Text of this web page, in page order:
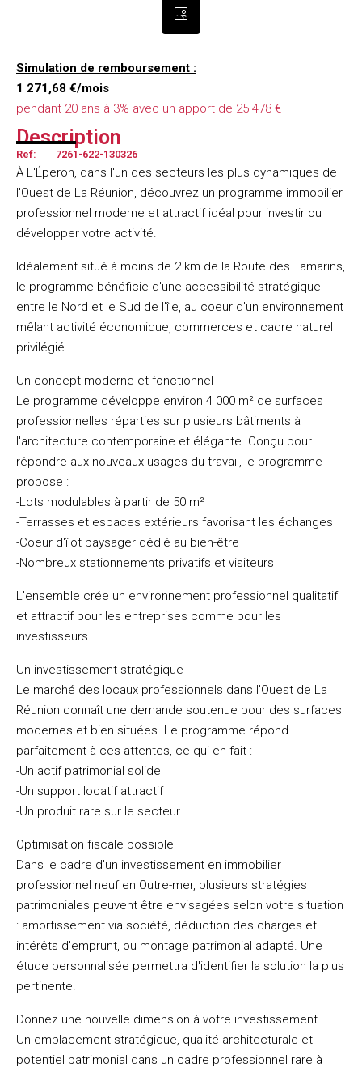
Simulation de remboursement :
1 271,68 €/mois
pendant 20 ans à 3% avec un apport de 25 478 €
Description
Ref: 7261-622-130326
À L'Éperon, dans l'un des secteurs les plus dynamiques de
l'Ouest de La Réunion, découvrez un programme immobilier
professionnel moderne et attractif idéal pour investir ou
développer votre activité.
Idéalement situé à moins de 2 km de la Route des Tamarins,
le programme bénéficie d'une accessibilité stratégique
entre le Nord et le Sud de l'île, au coeur d'un environnement
mêlant activité économique, commerces et cadre naturel
privilégié.
Un concept moderne et fonctionnel
Le programme développe environ 4 000 m² de surfaces
professionnelles réparties sur plusieurs bâtiments à
l'architecture contemporaine et élégante. Conçu pour
répondre aux nouveaux usages du travail, le programme
propose :
-Lots modulables à partir de 50 m²
-Terrasses et espaces extérieurs favorisant les échanges
-Coeur d'îlot paysager dédié au bien-être
-Nombreux stationnements privatifs et visiteurs
L'ensemble crée un environnement professionnel qualitatif
et attractif pour les entreprises comme pour les
investisseurs.
Un investissement stratégique
Le marché des locaux professionnels dans l'Ouest de La
Réunion connaît une demande soutenue pour des surfaces
modernes et bien situées. Le programme répond
parfaitement à ces attentes, ce qui en fait :
-Un actif patrimonial solide
-Un support locatif attractif
-Un produit rare sur le secteur
Optimisation fiscale possible
Dans le cadre d'un investissement en immobilier
professionnel neuf en Outre-mer, plusieurs stratégies
patrimoniales peuvent être envisagées selon votre situation
: amortissement via société, déduction des charges et
intérêts d'emprunt, ou montage patrimonial adapté. Une
étude personnalisée permettra d'identifier la solution la plus
pertinente.
Donnez une nouvelle dimension à votre investissement.
Un emplacement stratégique, qualité architecturale et
potentiel patrimonial dans un cadre professionnel rare à